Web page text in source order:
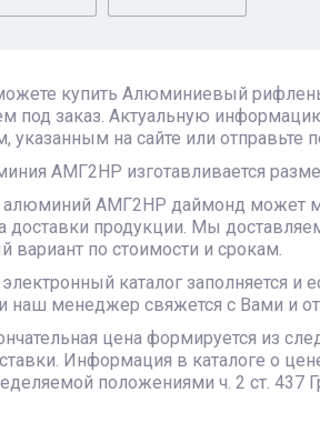
купить Алюминиевый
под заказ. Актуальную
указанным на сайте или отправьте
АМГ2НР изготавливается
АМГ2НР даймонд может
доставки продукции. Мы
по стоимости и срокам.
каталог заполняется
наш менеджер свяжется с Вами и
цена формируется из
Информация в каталоге о
положениями ч. 2 ст. 437